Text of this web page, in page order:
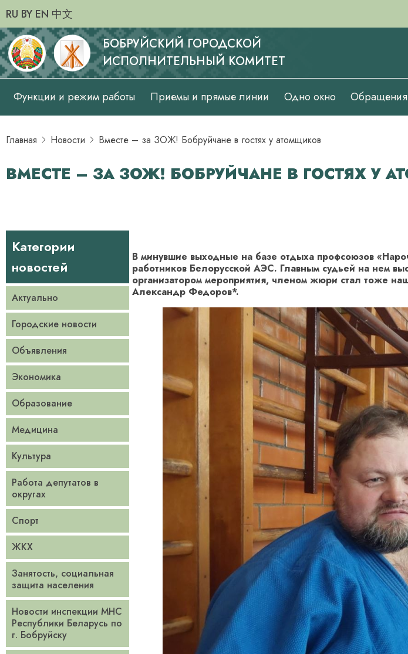
RU BY EN 中文
БОБРУЙСКИЙ ГОРОДСКОЙ
ИСПОЛНИТЕЛЬНЫЙ КОМИТЕТ
Основная
навигация
Функции и режим работы Приемы и прямые линии Одно окно
Главная Новости Вместе – за ЗОЖ! Бобруйчане в гостях у атомщиков
ВМЕСТЕ – ЗА ЗОЖ! БОБРУЙЧАНЕ В ГОСТЯХ У
Категории
новостей
Актуально
Городские новости
Объявления
Экономика
Образование
Медицина
Культура
Работа депутатов в
округах
Спорт
ЖКХ
Занятость, социальная
защита населения
Новости инспекции МНС
Республики Беларусь по
г. Бобруйску
В минувшие выходные на базе отдыха профсоюзов
работников Белорусской АЭС. Главным судьей на нем
организатором мероприятия, членом жюри стал тоже
Александр Федоров*.